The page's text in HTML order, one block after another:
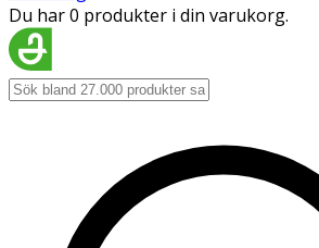
Du har 0 produkter i din varukorg.